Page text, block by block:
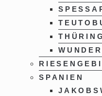
SPANIEN